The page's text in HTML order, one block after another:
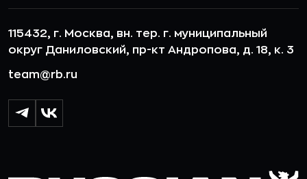
115432, г. Москва, вн. тер. г. муниципальный
округ Даниловский, пр-кт Андропова, д. 18, к. 3
team@rb.ru